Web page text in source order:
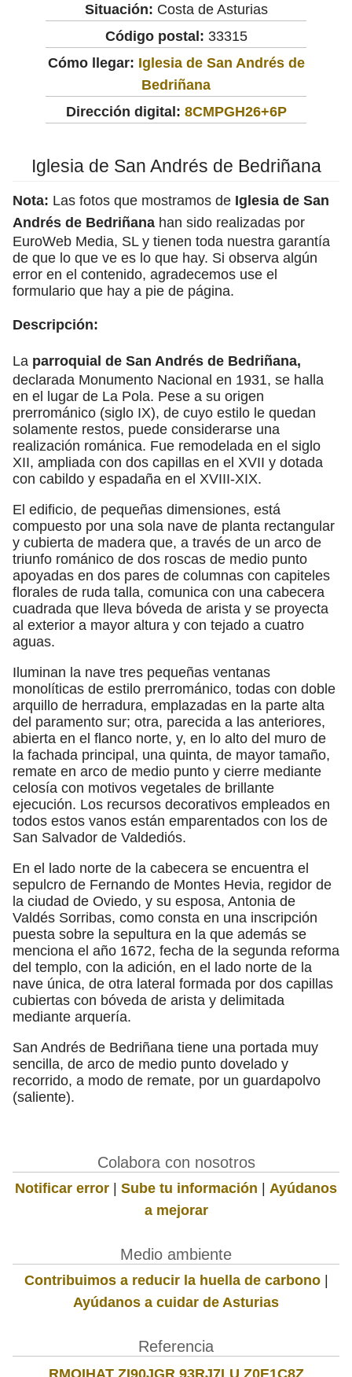
Situación: Costa de Asturias
Código postal: 33315
Cómo llegar: Iglesia de San Andrés de
Bedriñana
Dirección digital: 8CMPGH26+6P
Iglesia de San Andrés de Bedriñana
Nota: Las fotos que mostramos de Iglesia de San
Andrés de Bedriñana han sido realizadas por
EuroWeb Media, SL y tienen toda nuestra garantía
de que lo que ve es lo que hay. Si observa algún
error en el contenido, agradecemos use el
formulario que hay a pie de página.
Descripción:
La parroquial de San Andrés de Bedriñana,
declarada Monumento Nacional en 1931, se halla
en el lugar de La Pola. Pese a su origen
prerrománico (siglo IX), de cuyo estilo le quedan
solamente restos, puede considerarse una
realización románica. Fue remodelada en el siglo
XII, ampliada con dos capillas en el XVII y dotada
con cabildo y espadaña en el XVIII-XIX.
El edificio, de pequeñas dimensiones, está
compuesto por una sola nave de planta rectangular
y cubierta de madera que, a través de un arco de
triunfo románico de dos roscas de medio punto
apoyadas en dos pares de columnas con capiteles
florales de ruda talla, comunica con una cabecera
cuadrada que lleva bóveda de arista y se proyecta
al exterior a mayor altura y con tejado a cuatro
aguas.
Iluminan la nave tres pequeñas ventanas
monolíticas de estilo prerrománico, todas con doble
arquillo de herradura, emplazadas en la parte alta
del paramento sur; otra, parecida a las anteriores,
abierta en el flanco norte, y, en lo alto del muro de
la fachada principal, una quinta, de mayor tamaño,
remate en arco de medio punto y cierre mediante
celosía con motivos vegetales de brillante
ejecución. Los recursos decorativos empleados en
todos estos vanos están emparentados con los de
San Salvador de Valdediós.
En el lado norte de la cabecera se encuentra el
sepulcro de Fernando de Montes Hevia, regidor de
la ciudad de Oviedo, y su esposa, Antonia de
Valdés Sorribas, como consta en una inscripción
puesta sobre la sepultura en la que además se
menciona el año 1672, fecha de la segunda reforma
del templo, con la adición, en el lado norte de la
nave única, de otra lateral formada por dos capillas
cubiertas con bóveda de arista y delimitada
mediante arquería.
San Andrés de Bedriñana tiene una portada muy
sencilla, de arco de medio punto dovelado y
recorrido, a modo de remate, por un guardapolvo
(saliente).
Colabora con nosotros
Notificar error | Sube tu información | Ayúdanos
a mejorar
Medio ambiente
Contribuimos a reducir la huella de carbono|
Ayúdanos a cuidar de Asturias
Referencia
RMOIHAT ZI90JGR 93RJ7LU Z0E1C8Z